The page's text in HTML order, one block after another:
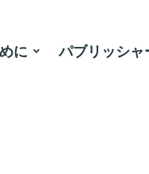
に パブリッシャ